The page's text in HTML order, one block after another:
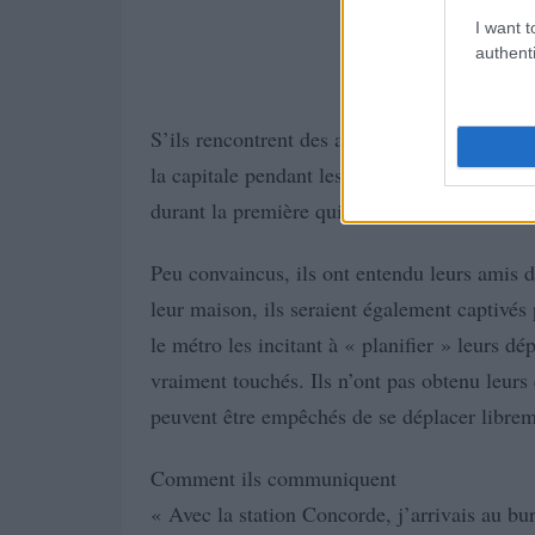
I want
S’ils rencontrent des amis, ils leur
la capitale pendant les Jeux olympiques,
durant la première quinzaine d’août.
Peu convaincus, ils ont entendu leurs amis
leur maison, ils seraient également
le métro les incitant à « planifier » leurs
vraiment touchés. Ils n’ont pas obtenu
peuvent être empêchés de se déplacer
Comment ils communiquent
« Avec la station Concorde, j’arrivais au